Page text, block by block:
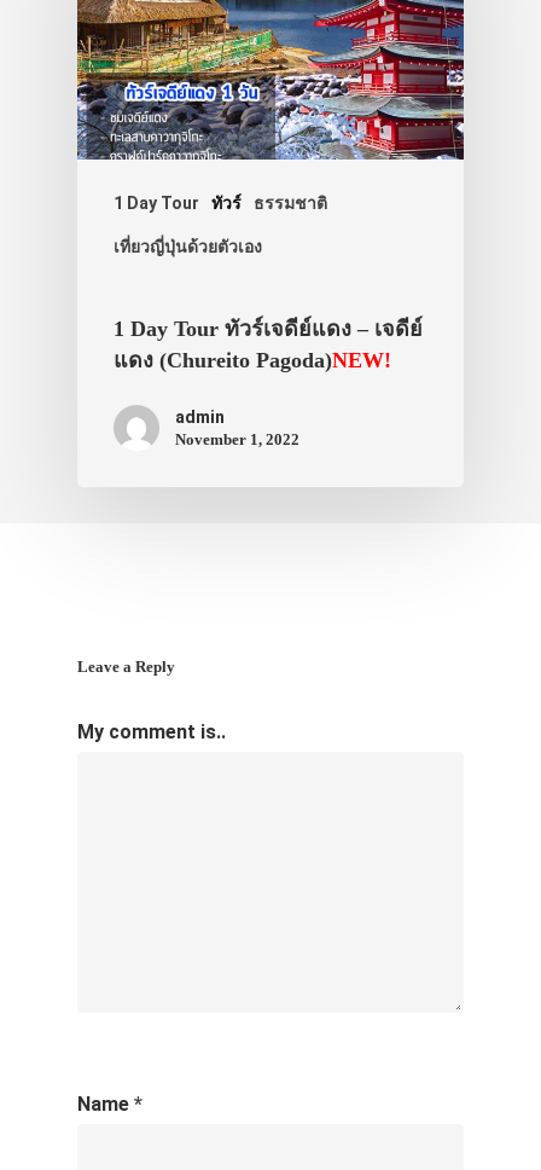
1 Day Tour ทัวร์ ธรรมชาติ
เที่ยวญี่ปุ่นด้วยตัวเอง
1 Day Tour ทัวร์เจดีย์แดง – เจดีย์
แดง (Chureito Pagoda)NEW!
admin
November 1, 2022
Leave a Reply
My comment is..
Name *